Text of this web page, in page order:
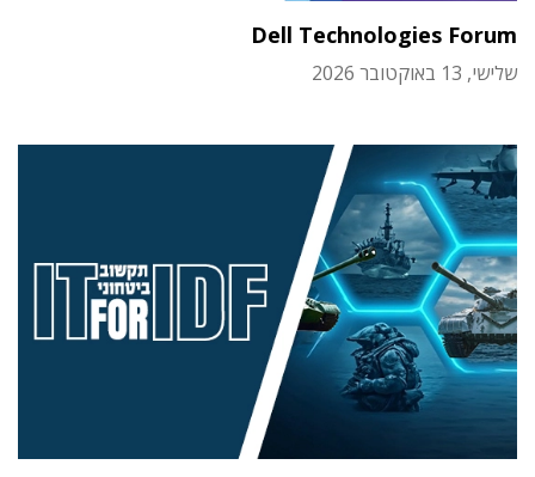
Dell Technologies Forum
שלישי, 13 באוקטובר 2026